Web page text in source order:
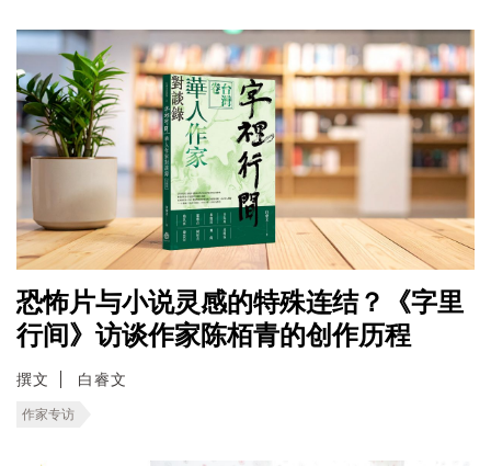
恐怖片与小说灵感的特殊连结？《字里
行间》访谈作家陈栢青的创作历程
撰文 白睿文
作家专访